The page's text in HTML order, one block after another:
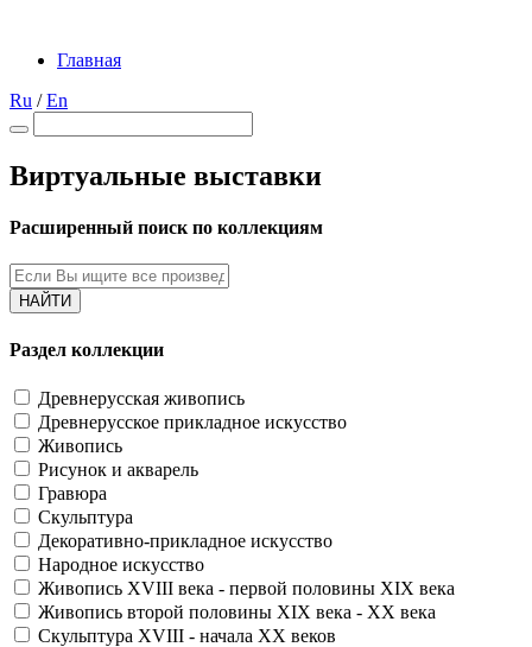
Главная
Ru /En
Виртуальные выставки
Расширенный поиск по коллекциям
НАЙТИ
Раздел коллекции
Древнерусская живопись
Древнерусское прикладное искусство
Живопись
Рисунок и акварель
Гравюра
Скульптура
Декоративно-прикладное искусство
Народное искусство
Живопись XVIII века - первой половины XIX века
Живопись второй половины XIX века - XX века
Скульптура XVIII - начала XX веков